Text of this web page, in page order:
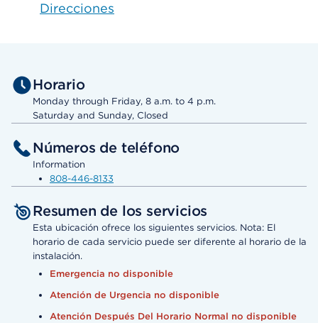
Direcciones
Horario
Monday through Friday, 8 a.m. to 4 p.m.
Saturday and Sunday, Closed
Números de teléfono
Information
808-446-8133
Resumen de los servicios
Esta ubicación ofrece los siguientes servicios. Nota: El
horario de cada servicio puede ser diferente al horario de la
instalación.
Emergencia no disponible
Atención de Urgencia no disponible
Atención Después Del Horario Normal no disponible